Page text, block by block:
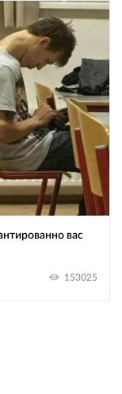
вас
153025